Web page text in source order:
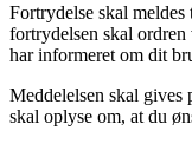
Fortrydelse skal meldes
fortrydelsen skal
har informeret om dit
Meddelelsen skal
skal oplyse om, at du